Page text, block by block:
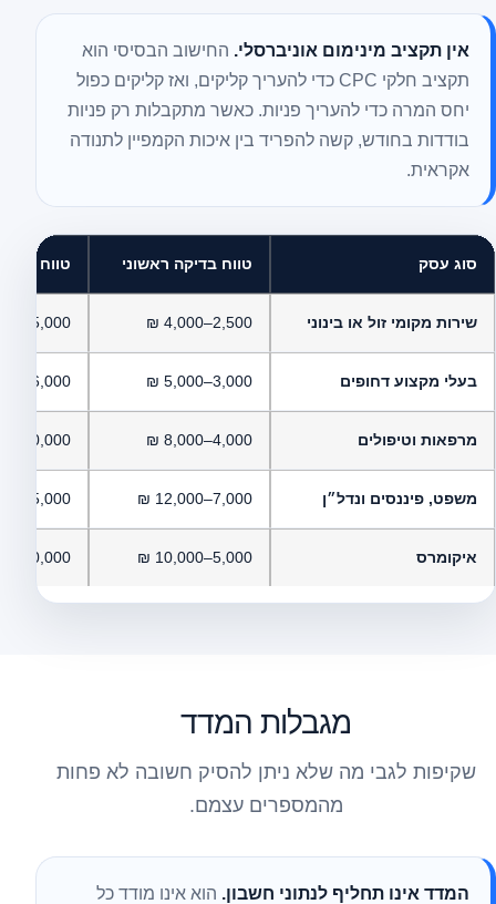
אין תקציב מינימום אוניברסלי. החישוב הבסיסי הוא
תקציב חלקי CPC כדי להעריך קליקים, ואז קליקים כפול
יחס המרה כדי להעריך פניות. כאשר מתקבלות רק פניות
בודדות בחודש, קשה להפריד בין איכות הקמפיין לתנודה
אקראית.
סוג עסק טווח בדיקה ראשוני טווח
שירות מקומי זול או בינוני 2,500–4,000 ₪
5,000–8,000 ₪
בעלי מקצוע דחופים 3,000–5,000 ₪
6,000–12,000 ₪
מרפאות וטיפולים 4,000–8,000 ₪
10,000–20,000 ₪
משפט, פיננסים ונדל״ן 7,000–12,000 ₪
15,000–40,000 ₪
איקומרס 5,000–10,000 ₪ 20,000 ₪ ומעלה
מגבלות המדד
שקיפות לגבי מה שלא ניתן להסיק חשובה לא פחות
מהמספרים עצמם.
המדד אינו תחליף לנתוני חשבון. הוא אינו מודד כל